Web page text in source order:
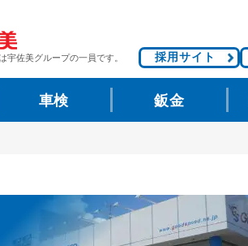
宇佐美グループの一員です。 採用サイト
車検 鈑金